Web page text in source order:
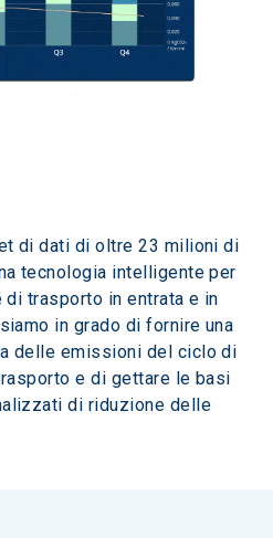
di dati di oltre 23 milioni di
tecnologia intelligente per
trasporto in entrata e in
in grado di fornire una
delle emissioni del ciclo di
e di gettare le basi
di riduzione delle